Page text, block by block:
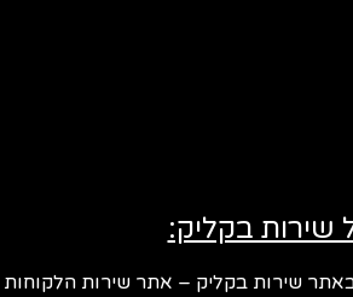
שירות בקליק:
שירות בקליק – אתר שירות הלקוחות